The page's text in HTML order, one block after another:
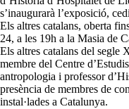
s’inaugurarà l’exposició,
Els altres catalans, oberta
24, a les 19h a la Masia de
Els altres catalans del segle
membre del Centre
antropologia i professor
presència de membres de
instal·lades a Catalunya.